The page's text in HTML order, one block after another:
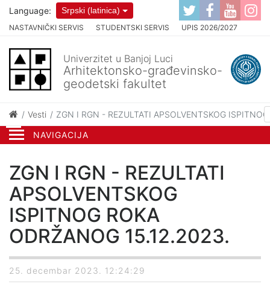
NAVIGACIJA
NASTAVNIČKI SERVIS STUDENTSKI SERVIS UPIS 2026/2027
Language: Srpski (latinica)
Univerzitet u Banjoj Luci
Arhitektonsko-građevinsko-
geodetski fakultet
Vesti ZGN I RGN - REZULTATI APSOLVENTSKOG
ZGN I RGN - REZULTATI
APSOLVENTSKOG
ISPITNOG ROKA
ODRŽANOG 15.12.2023.
25. decembar 2023. 12:24:29